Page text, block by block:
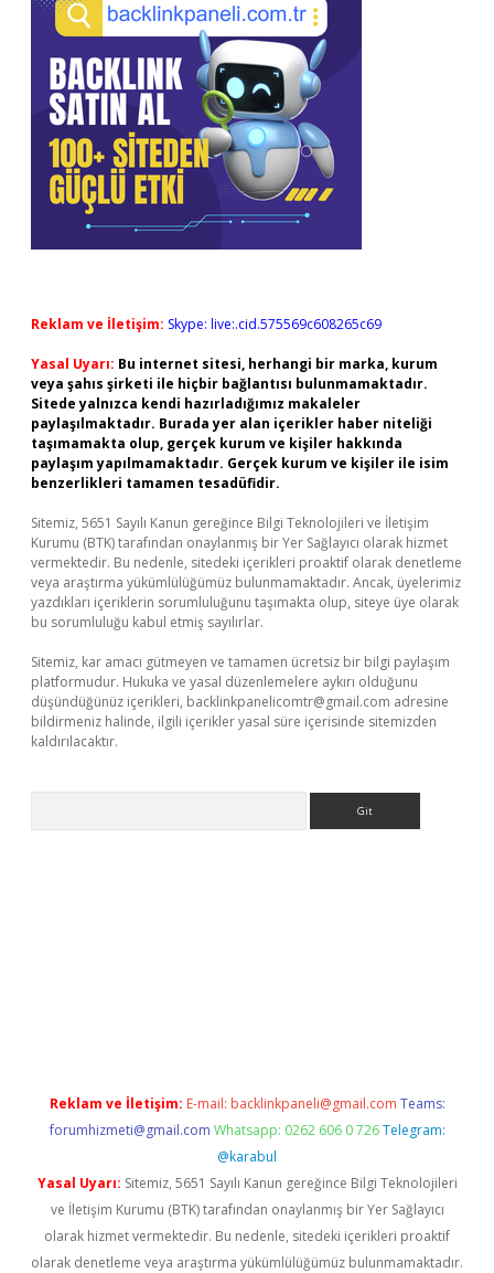
Reklam ve İletişim: Skype: live:.cid.575569c608265c69
Yasal Uyarı: Bu internet sitesi, herhangi bir marka, kurum
veya şahıs şirketi ile hiçbir bağlantısı bulunmamaktadır.
Sitede yalnızca kendi hazırladığımız makaleler
paylaşılmaktadır. Burada yer alan içerikler haber niteliği
taşımamakta olup, gerçek kurum ve kişiler hakkında
paylaşım yapılmamaktadır. Gerçek kurum ve kişiler ile isim
benzerlikleri tamamen tesadüfidir.
Sitemiz, 5651 Sayılı Kanun gereğince Bilgi Teknolojileri ve İletişim
Kurumu (BTK) tarafından onaylanmış bir Yer Sağlayıcı olarak hizmet
vermektedir. Bu nedenle, sitedeki içerikleri proaktif olarak denetleme
veya araştırma yükümlülüğümüz bulunmamaktadır. Ancak, üyelerimiz
yazdıkları içeriklerin sorumluluğunu taşımakta olup, siteye üye olarak
bu sorumluluğu kabul etmiş sayılırlar.
Sitemiz, kar amacı gütmeyen ve tamamen ücretsiz bir bilgi paylaşım
platformudur. Hukuka ve yasal düzenlemelere aykırı olduğunu
düşündüğünüz içerikleri, backlinkpanelicomtr@gmail.com adresine
bildirmeniz halinde, ilgili içerikler yasal süre içerisinde sitemizden
kaldırılacaktır.
Reklam ve İletişim: E-mail: backlinkpaneli@gmail.com Teams:
forumhizmeti@gmail.com Whatsapp: 0262 606 0 726 Telegram:
@karabul
Yasal Uyarı: Sitemiz, 5651 Sayılı Kanun gereğince Bilgi Teknolojileri
ve İletişim Kurumu (BTK) tarafından onaylanmış bir Yer Sağlayıcı
olarak hizmet vermektedir. Bu nedenle, sitedeki içerikleri proaktif
olarak denetleme veya araştırma yükümlülüğümüz bulunmamaktadır.